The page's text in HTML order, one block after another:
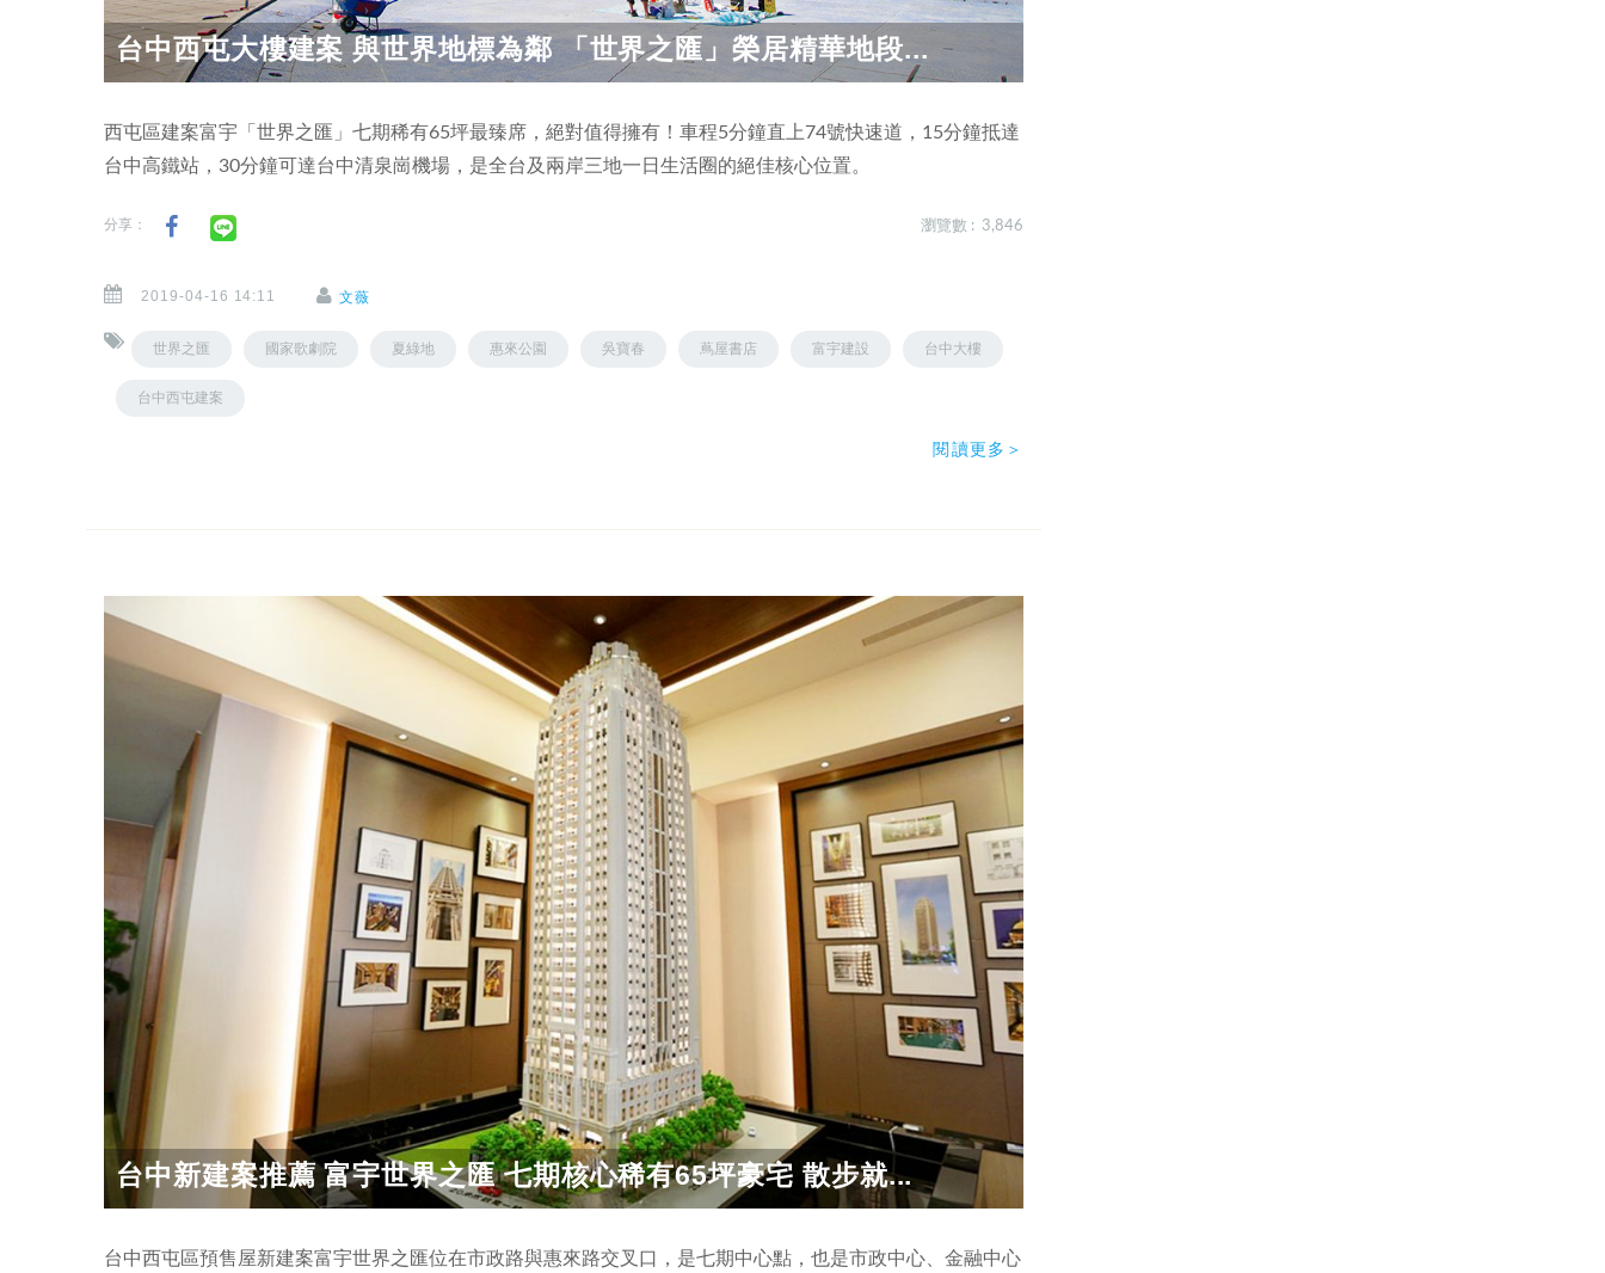
台中西屯大樓建案 與世界地標為鄰 「世界之匯」榮居精華地段...
西屯區建案富宇「世界之匯」七期稀有65坪最臻席，絕對值得擁有！車程5分鐘直上74號快速道，15分鐘抵達
台中高鐵站，30分鐘可達台中清泉崗機場，是全台及兩岸三地一日生活圈的絕佳核心位置。
分享： 瀏覽數 : 3,846
2019-04-16 14:11 文薇
世界之匯 國家歌劇院 夏綠地 惠來公園 吳寶春 蔦屋書店 富宇建設 台中大樓
台中西屯建案
閱讀更多＞
台中新建案推薦 富宇世界之匯 七期核心稀有65坪豪宅 散步就...
台中西屯區預售屋新建案富宇世界之匯位在市政路與惠來路交叉口，是七期中心點，也是市政中心、金融中心